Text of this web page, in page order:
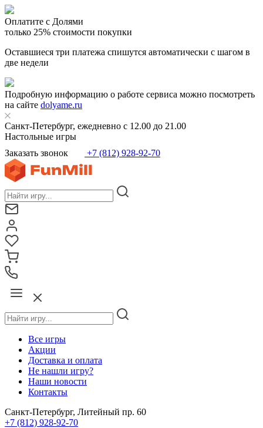
Оплатите с Долями
только 25% стоимости покупки
Оставшиеся три платежа спишутся автоматически с шагом в
две недели
Подробную информацию о работе сервиса можно посмотреть
на сайте dolyame.ru
Санкт-Петербург, ежедневно с 12.00 до 21.00
Настольные игры
Заказать звонок
+7 (812) 928-92-70
Все игры
Акции
Доставка и оплата
Не нашли игру?
Наши новости
Контакты
Санкт-Петербург, Литейный пр. 60
+7 (812) 928-92-70